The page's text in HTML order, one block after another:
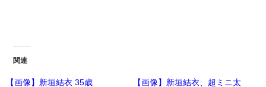
関連
【画像】新垣結衣 35歳
【画像】新垣結衣、超ミニ太